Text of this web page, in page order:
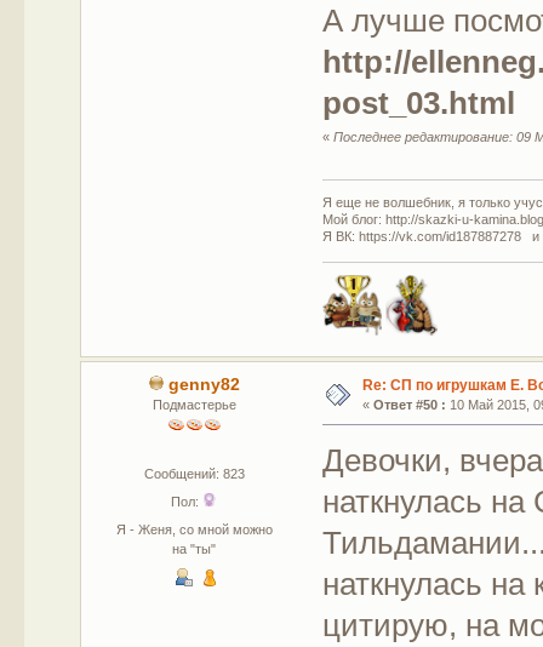
А лучше
http://
post_03.html
«Последнее редактирование: 09
Я еще не волшебник, я только
Мой блог: http://skazki-u-
Я ВК: https://vk.com/id187887278 и
genny82
Подмастерье
Сообщений: 823
Пол:
Я - Женя, со мной можно
на "ты"
Re: СП по игрушкам Е.
« Ответ #50 : 10 Май 2015,
Девочки,
наткнулась
наткнулась
цитирую, на